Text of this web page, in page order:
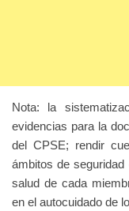
Nota: la
evidencias para la
del CPSE; rendir
ámbitos de
salud de cada
en el autocuidado de